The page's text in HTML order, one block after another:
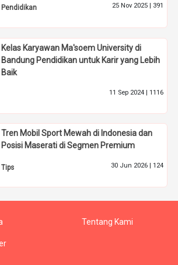
Pendidikan 25 Nov 2025 | 391
Kelas Karyawan Ma'soem University di
Bandung Pendidikan untuk Karir yang Lebih
Baik
11 Sep 2024 | 1116
Tren Mobil Sport Mewah di Indonesia dan
Posisi Maserati di Segmen Premium
Tips 30 Jun 2026 | 124
Tentang Kami